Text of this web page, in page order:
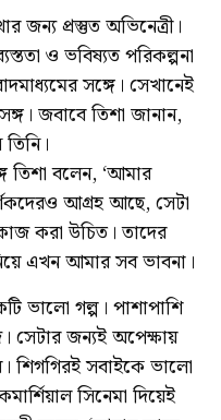
জন্য প্রস্তুত অভিনেত্রী।
ও ভবিষ্যত পরিকল্পনা
সঙ্গে। সেখানেই
জবাবে তিশা জানান,
তিশা বলেন, ‘আমার
আগ্রহ আছে, সেটা
করা উচিত। তাদের
এখন আমার সব ভাবনা।
ভালো গল্প। পাশাপাশি
সেটার জন্যই অপেক্ষায়
শিগগিরই সবাইকে ভালো
সিনেমা দিয়েই